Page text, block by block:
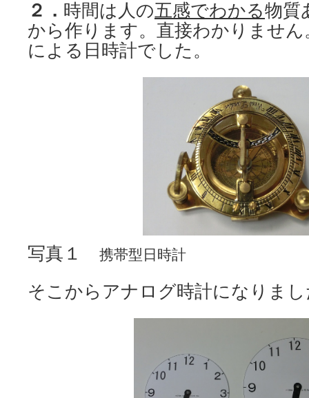
２． 時間は人の五感でわかる物質
から作ります。直接わかりませ
による日時計でした。
写真１ 携帯型日時計
そこからアナログ時計になりま